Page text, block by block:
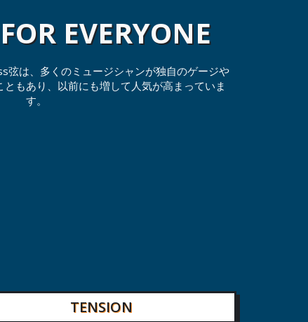
EVERYONE
弦は、多くのミュージシャンが独自のゲージや
ともあり、以前にも増して人気が高まっていま
す。
TENSION